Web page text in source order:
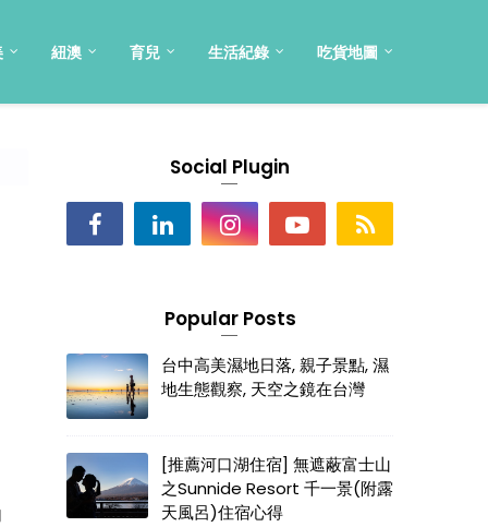
紐澳 育兒 生活紀錄 吃貨地圖
Social Plugin
Popular Posts
台中高美濕地日落, 親子景點, 濕
地生態觀察, 天空之鏡在台灣
[推薦河口湖住宿] 無遮蔽富士山
之Sunnide Resort 千一景(附露
天風呂)住宿心得